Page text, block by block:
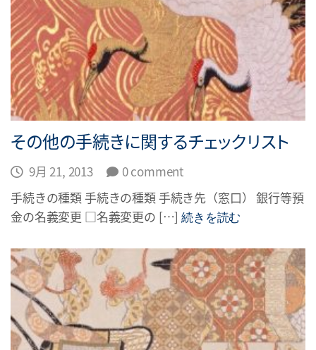
その他の手続きに関するチェックリスト
9月 21, 2013
0 comment
手続きの種類 手続きの種類 手続き先（窓口） 銀行等預
金の名義変更 □名義変更の […]続きを読む